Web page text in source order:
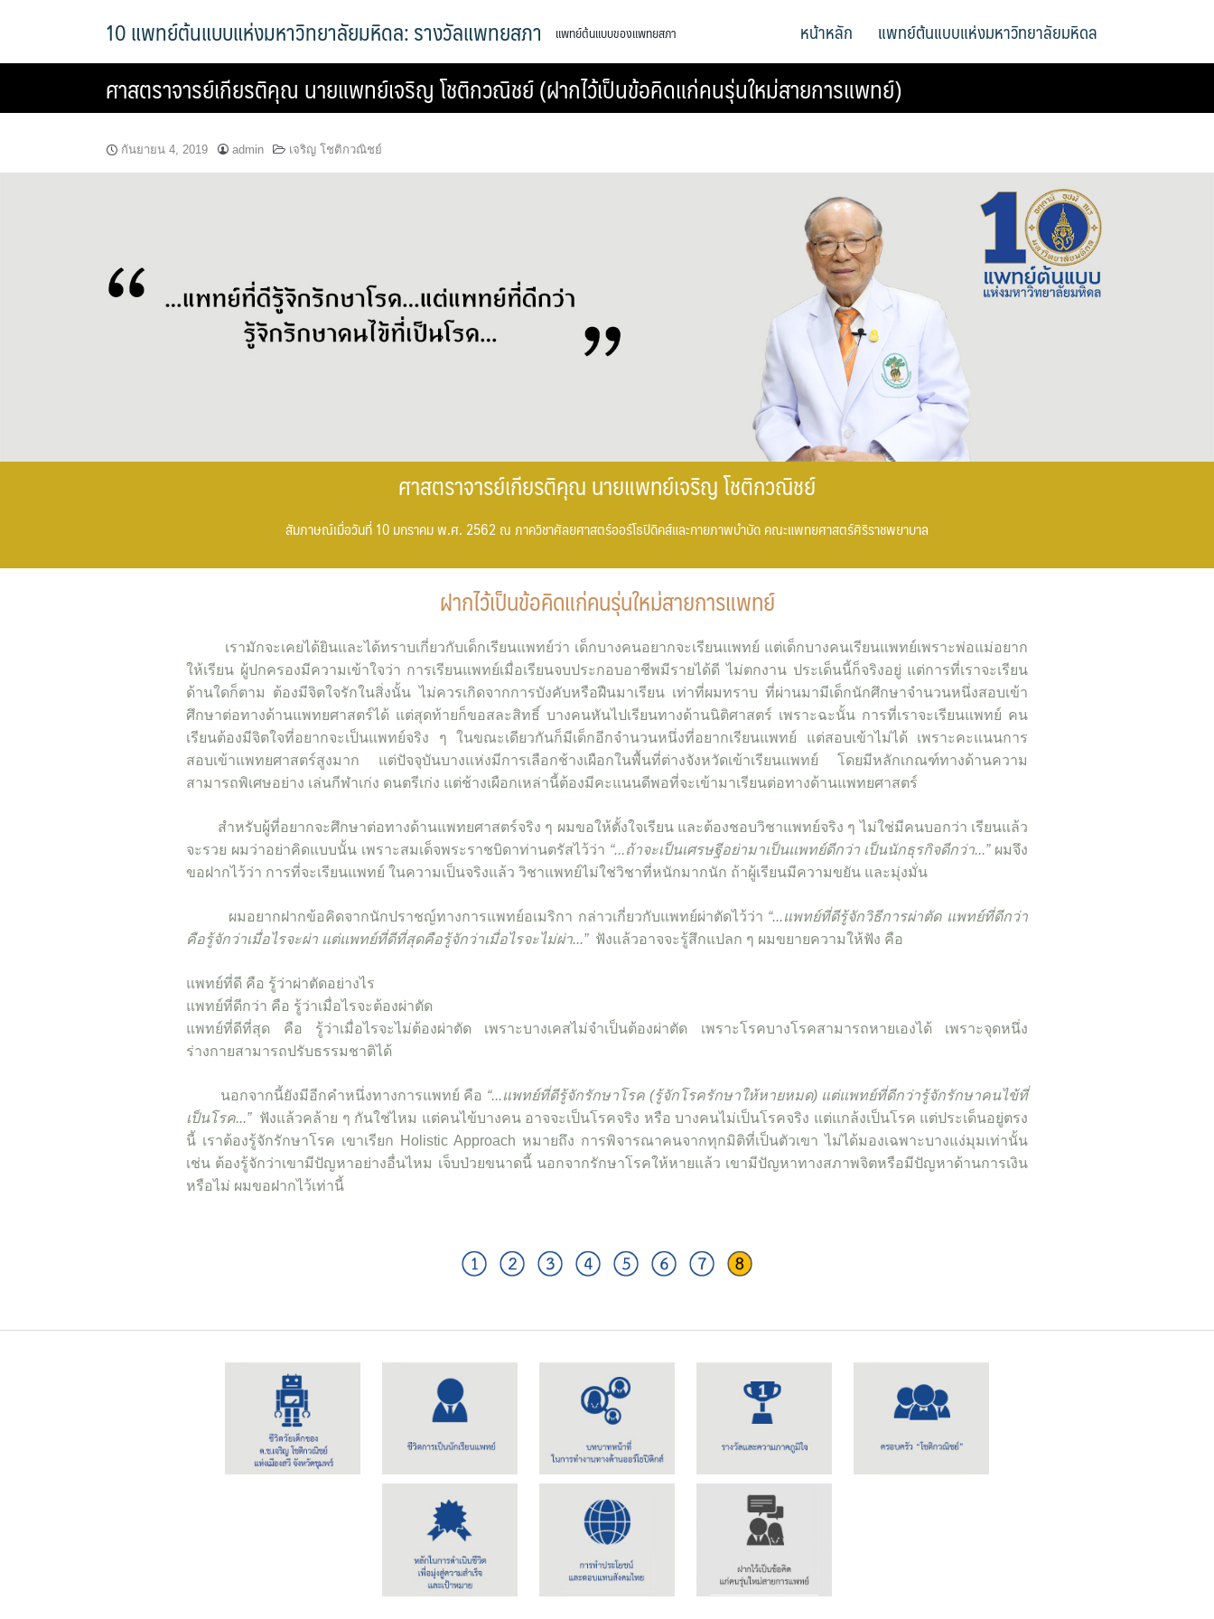
10 แพทย์ต้นแบบแห่งมหาวิทยาลัยมหิดล: รางวัลแพทยสภา แพทย์ต้นแบบของแพทยสภา หน้าหลัก แพทย์ต้นแบบแห่งมหาวิทยาลัยมหิดล
ศาสตราจารย์เกียรติคุณ นายแพทย์เจริญ โชติกวณิชย์ (ฝากไว้เป็นข้อคิดแก่คนรุ่นใหม่สายการแพทย์)
กันยายน 4, 2019 admin เจริญ โชติกวณิชย์
ศาสตราจารย์เกียรติคุณ นายแพทย์เจริญ โชติกวณิชย์
สัมภาษณ์เมื่อวันที่ 10 มกราคม พ.ศ. 2562 ณ ภาควิชาศัลยศาสตร์ออร์โธปิดิคส์และกายภาพบำบัด คณะแพทยศาสตร์ศิริราชพยาบาล
ฝากไว้เป็นข้อคิดแก่คนรุ่นใหม่สายการแพทย์
เรามักจะเคยได้ยินและได้ทราบเกี่ยวกับเด็กเรียนแพทย์ว่า เด็กบางคนอยากจะเรียนแพทย์ แต่เด็กบางคนเรียนแพทย์เพราะพ่อแม่อยาก
ให้เรียน ผู้ปกครองมีความเข้าใจว่า การเรียนแพทย์เมื่อเรียนจบประกอบอาชีพมีรายได้ดี ไม่ตกงาน ประเด็นนี้ก็จริงอยู่ แต่การที่เราจะเรียน
ด้านใดก็ตาม ต้องมีจิตใจรักในสิ่งนั้น ไม่ควรเกิดจากการบังคับหรือฝืนมาเรียน เท่าที่ผมทราบ ที่ผ่านมามีเด็กนักศึกษาจำนวนหนึ่งสอบเข้า
ศึกษาต่อทางด้านแพทยศาสตร์ได้ แต่สุดท้ายก็ขอสละสิทธิ์ บางคนหันไปเรียนทางด้านนิติศาสตร์ เพราะฉะนั้น การที่เราจะเรียนแพทย์ คน
เรียนต้องมีจิตใจที่อยากจะเป็นแพทย์จริง ๆ ในขณะเดียวกันก็มีเด็กอีกจำนวนหนึ่งที่อยากเรียนแพทย์ แต่สอบเข้าไม่ได้ เพราะคะแนนการ
สอบเข้าแพทยศาสตร์สูงมาก แต่ปัจจุบันบางแห่งมีการเลือกช้างเผือกในพื้นที่ต่างจังหวัดเข้าเรียนแพทย์ โดยมีหลักเกณฑ์ทางด้านความ
สามารถพิเศษอย่าง เล่นกีฬาเก่ง ดนตรีเก่ง แต่ช้างเผือกเหล่านี้ต้องมีคะแนนดีพอที่จะเข้ามาเรียนต่อทางด้านแพทยศาสตร์
สำหรับผู้ที่อยากจะศึกษาต่อทางด้านแพทยศาสตร์จริง ๆ ผมขอให้ตั้งใจเรียน และต้องชอบวิชาแพทย์จริง ๆ ไม่ใช่มีคนบอกว่า เรียนแล้ว
จะรวย ผมว่าอย่าคิดแบบนั้น เพราะสมเด็จพระราชบิดาท่านตรัสไว้ว่า “...ถ้าจะเป็นเศรษฐีอย่ามาเป็นแพทย์ดีกว่า เป็นนักธุรกิจดีกว่า...”ผมจึง
ขอฝากไว้ว่า การที่จะเรียนแพทย์ ในความเป็นจริงแล้ว วิชาแพทย์ไม่ใช่วิชาที่หนักมากนัก ถ้าผู้เรียนมีความขยัน และมุ่งมั่น
ผมอยากฝากข้อคิดจากนักปราชญ์ทางการแพทย์อเมริกา กล่าวเกี่ยวกับแพทย์ผ่าตัดไว้ว่า “...แพทย์ที่ดีรู้จักวิธีการผ่าตัด แพทย์ที่ดีกว่า
คือรู้จักว่าเมื่อไรจะผ่า แต่แพทย์ที่ดีที่สุดคือรู้จักว่าเมื่อไรจะไม่ผ่า...” ฟังแล้วอาจจะรู้สึกแปลก ๆ ผมขยายความให้ฟัง คือ
แพทย์ที่ดี คือ รู้ว่าผ่าตัดอย่างไร
แพทย์ที่ดีกว่า คือ รู้ว่าเมื่อไรจะต้องผ่าตัด
แพทย์ที่ดีที่สุด คือ รู้ว่าเมื่อไรจะไม่ต้องผ่าตัด เพราะบางเคสไม่จำเป็นต้องผ่าตัด เพราะโรคบางโรคสามารถหายเองได้ เพราะจุดหนึ่ง
ร่างกายสามารถปรับธรรมชาติได้
นอกจากนี้ยังมีอีกคำหนึ่งทางการแพทย์ คือ “...แพทย์ที่ดีรู้จักรักษาโรค (รู้จักโรครักษาให้หายหมด) แต่แพทย์ที่ดีกว่ารู้จักรักษาคนไข้ที่
เป็นโรค...”ฟังแล้วคล้าย ๆ กันใช่ไหม แต่คนไข้บางคน อาจจะเป็นโรคจริง หรือ บางคนไม่เป็นโรคจริง แต่แกล้งเป็นโรค แต่ประเด็นอยู่ตรง
นี้ เราต้องรู้จักรักษาโรค เขาเรียก Holistic Approach หมายถึง การพิจารณาคนจากทุกมิติที่เป็นตัวเขา ไม่ได้มองเฉพาะบางแง่มุมเท่านั้น
เช่น ต้องรู้จักว่าเขามีปัญหาอย่างอื่นไหม เจ็บป่วยขนาดนี้ นอกจากรักษาโรคให้หายแล้ว เขามีปัญหาทางสภาพจิตหรือมีปัญหาด้านการเงิน
หรือไม่ ผมขอฝากไว้เท่านี้